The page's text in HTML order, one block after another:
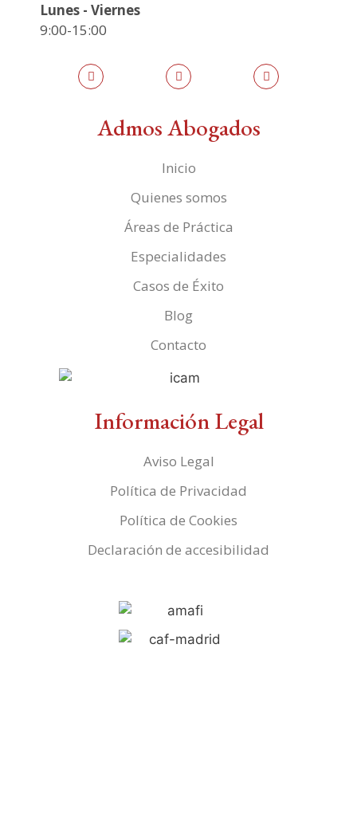
Lunes - Viernes
9:00-15:00
Admos Abogados
Inicio
Quienes somos
Áreas de Práctica
Especialidades
Casos de Éxito
Blog
Contacto
Información Legal
Aviso Legal
Política de Privacidad
Política de Cookies
Declaración de accesibilidad